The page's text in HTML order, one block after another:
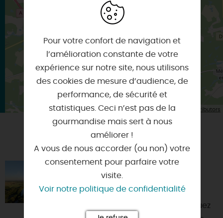
Itinéraire vers
LA FERTE-SAINT-AUBIN
Leaflet| Map data ©OpenStreetMap contributors
VOUS AIMEREZ AUSSI
LES BALLONS DE LOIRE
45370 - JOUY-LE-POTIER
Jouez les Phileas Fogg et embarquez
Pour votre confort de navigation et
l’amélioration constante de votre
expérience sur notre site, nous utilisons
des cookies de mesure d’audience, de
performance, de sécurité et
statistiques. Ceci n’est pas de la
gourmandise mais sert à nous
améliorer !
A vous de nous accorder (ou non) votre
consentement pour parfaire votre
visite.
Voir notre politique de confidentialité